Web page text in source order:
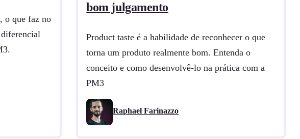
o que faz no
bom julgamento
Product taste é a habilidade de reconhecer o que
torna um produto realmente bom. Entenda o
conceito e como desenvolvê-lo na prática com a
PM3
Raphael Farinazzo